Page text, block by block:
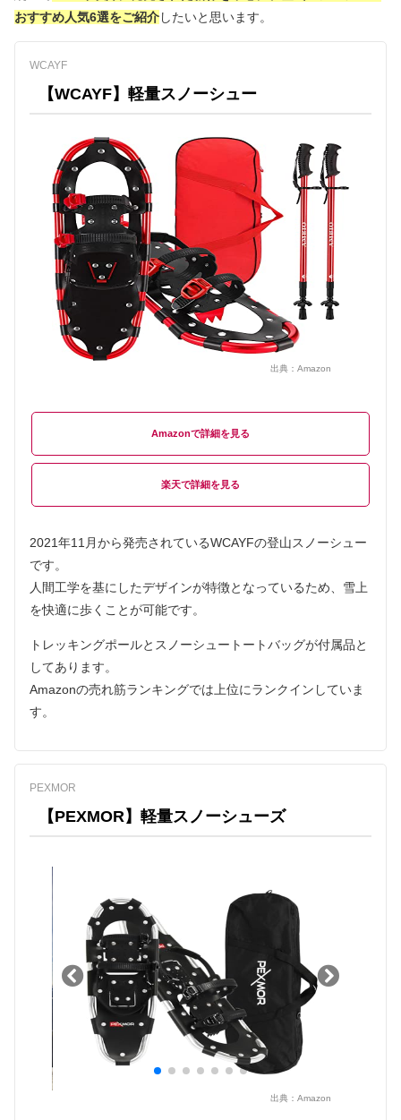
おすすめ人気6選をご紹介したいと思います。
WCAYF
【WCAYF】軽量スノーシュー
出典： Amazon
Amazon
楽天
2021年11月から発売されているWCAYFの登山スノーシュー
です。
人間工学を基にしたデザインが特徴となっているため、雪上
を快適に歩くことが可能です。
トレッキングポールとスノーシュートートバッグが付属品と
してあります。
Amazonの売れ筋ランキングでは上位にランクインしていま
す。
PEXMOR
【PEXMOR】軽量スノーシューズ
出典： Amazon